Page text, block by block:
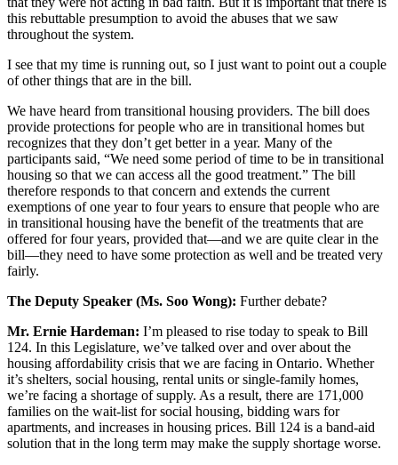
this rebuttable presumption to avoid the abuses that we saw
throughout the system.
I see that my time is running out, so I just want to point out a couple
of other things that are in the bill.
We have heard from transitional housing providers. The bill does
provide protections for people who are in transitional homes but
recognizes that they don’t get better in a year. Many of the
participants said, “We need some period of time to be in transitional
housing so that we can access all the good treatment.” The bill
therefore responds to that concern and extends the current
exemptions of one year to four years to ensure that people who are
in transitional housing have the benefit of the treatments that are
offered for four years, provided that—and we are quite clear in the
bill—they need to have some protection as well and be treated very
fairly.
The Deputy Speaker (Ms. Soo Wong): Further debate?
Mr. Ernie Hardeman: I’m pleased to rise today to speak to Bill
124. In this Legislature, we’ve talked over and over about the
housing affordability crisis that we are facing in Ontario. Whether
it’s shelters, social housing, rental units or single-family homes,
we’re facing a shortage of supply. As a result, there are 171,000
families on the wait-list for social housing, bidding wars for
apartments, and increases in housing prices. Bill 124 is a band-aid
solution that in the long term may make the supply shortage worse.